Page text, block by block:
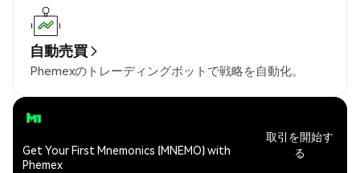
自動売買
Phemexのトレーディングボットで戦略を自動化。
Get Your First Mnemonics (MNEMO) with
Phemex
取引を開始す
る